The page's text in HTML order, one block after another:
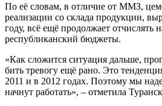
По её словам, в отличие от ММЗ,
реализации со склада продукции,
году, всё ещё продолжает отчислять
республиканский бюджеты.
«Как сложится ситуация дальше,
бить тревогу ещё рано. Это
2011 и в 2012 годах. Поэтому мы
начнут работать», – отметила